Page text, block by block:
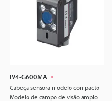
IV4-G600MA
Cabeça sensora modelo compacto
Modelo de campo de visão amplo